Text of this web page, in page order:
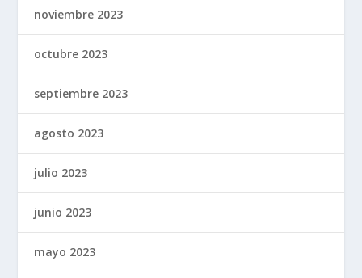
noviembre 2023
octubre 2023
septiembre 2023
agosto 2023
julio 2023
junio 2023
mayo 2023